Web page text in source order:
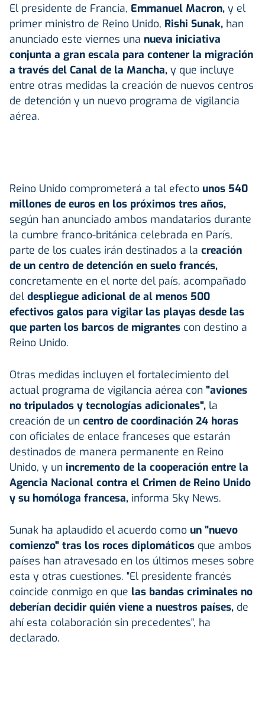
El presidente de Francia, Emmanuel Macron, y el
primer ministro de Reino Unido, Rishi Sunak, han
anunciado este viernes una nueva iniciativa
conjunta a gran escala para contener la migración
a través del Canal de la Mancha, y que incluye
entre otras medidas la creación de nuevos centros
de detención y un nuevo programa de vigilancia
aérea.
Reino Unido comprometerá a tal efecto unos 540
millones de euros en los próximos tres años,
según han anunciado ambos mandatarios durante
la cumbre franco-británica celebrada en París,
parte de los cuales irán destinados a la creación
de un centro de detención en suelo francés,
concretamente en el norte del país, acompañado
del despliegue adicional de al menos 500
efectivos galos para vigilar las playas desde las
que parten los barcos de migrantes con destino a
Reino Unido.
Otras medidas incluyen el fortalecimiento del
actual programa de vigilancia aérea con "aviones
no tripulados y tecnologías adicionales", la
creación de un centro de coordinación 24 horas
con oficiales de enlace franceses que estarán
destinados de manera permanente en Reino
Unido, y un incremento de la cooperación entre la
Agencia Nacional contra el Crimen de Reino Unido
y su homóloga francesa, informa Sky News.
Sunak ha aplaudido el acuerdo como un "nuevo
comienzo" tras los roces diplomáticos que ambos
países han atravesado en los últimos meses sobre
esta y otras cuestiones. "El presidente francés
coincide conmigo en que las bandas criminales no
deberían decidir quién viene a nuestros países, de
ahí esta colaboración sin precedentes", ha
declarado.